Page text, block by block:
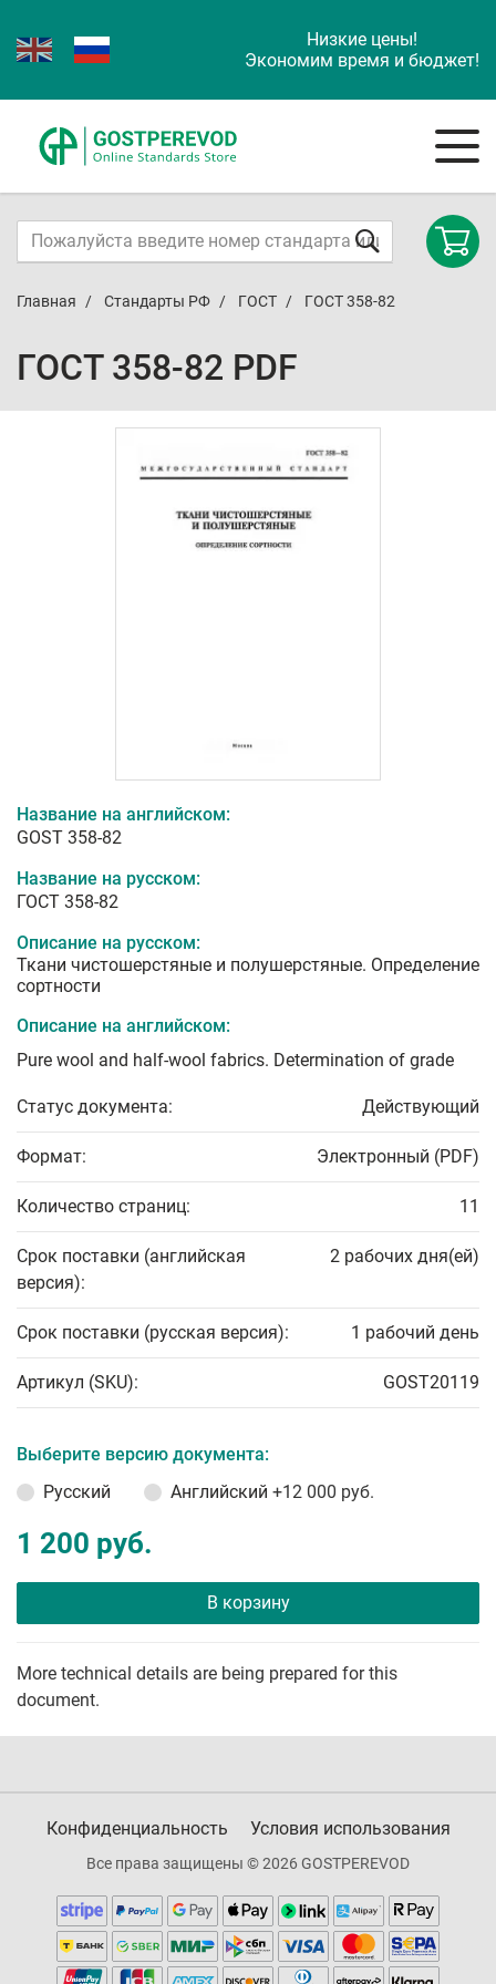
Низкие цены!
Экономим время и бюджет!
Главная Стандарты РФ ГОСТ ГОСТ 358-82
ГОСТ 358-82 PDF
Название на английском:
GOST 358-82
Название на русском:
ГОСТ 358-82
Описание на русском:
Ткани чистошерстяные и полушерстяные. Определение
сортности
Описание на английском:
Pure wool and half-wool fabrics. Determination of grade
Статус документа: Действующий
Формат: Электронный (PDF)
Количество страниц: 11
Срок поставки (английская
версия):
2 рабочих дня(ей)
Срок поставки (русская версия): 1 рабочий день
Артикул (SKU): GOST20119
Выберите версию документа:
Русский
Английский +12 000 руб.
1 200 руб.
В корзину
More technical details are being prepared for this
document.
Конфиденциальность Условия использования
Все права защищены © 2026 GOSTPEREVOD